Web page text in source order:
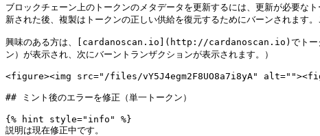
ブロックチェーン上のトークンのメタデータを更新するには、更新が必要な
新された後、複製はトークンの正しい供給を復元するためにバーンされます
興味のある方は、[cardanoscan.io](http://cardanoscan.io)でトークンの
ン）が表示され、次にバーントランザクションが表示されます。）
<figure><img src="/files/vY5J4egm2F8UO8a7i8yA"
## ミント後のエラーを修正（単一トークン）
{% hint style="info" %}
説明は現在修正中です。